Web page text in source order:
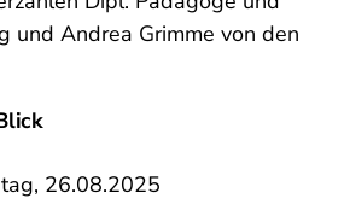
und Andrea Grimme von den
26.08.2025